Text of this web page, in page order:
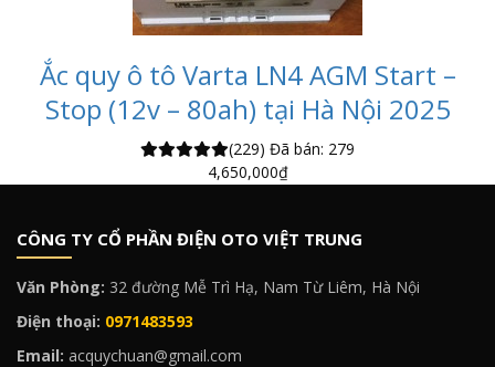
Ắc quy ô tô Varta LN4 AGM Start –
Stop (12v – 80ah) tại Hà Nội 2025
(229) Đã bán: 279
4,650,000₫
CÔNG TY CỔ PHẦN ĐIỆN OTO VIỆT TRUNG
Văn Phòng: 32 đường Mễ Trì Hạ, Nam Từ Liêm, Hà Nội
Điện thoại: 0971483593
Email: acquychuan@gmail.com